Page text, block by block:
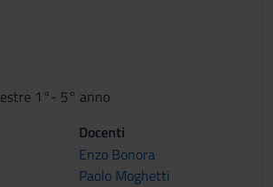
1°- 5° anno
Docenti
Enzo Bonora
Paolo Moghetti